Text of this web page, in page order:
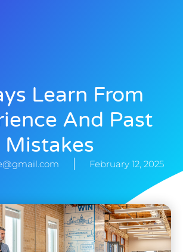
Learn From
And Past
Mistakes
February 12, 2025